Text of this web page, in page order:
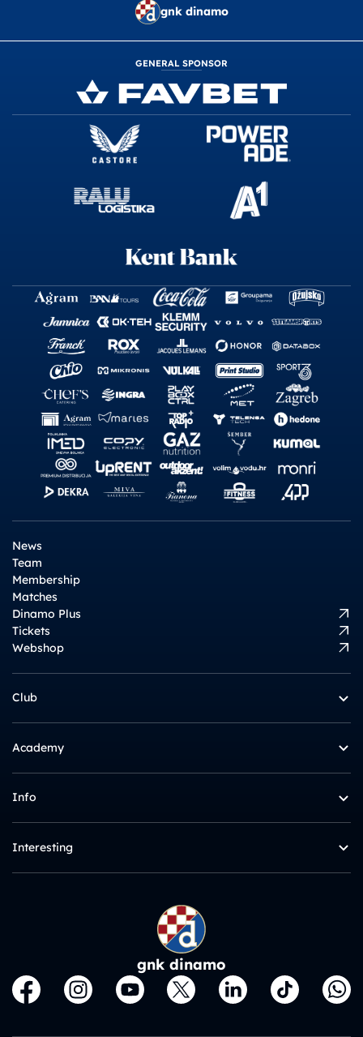
gnk dinamo
GENERAL SPONSOR
News
Team
Membership
Matches
Dinamo Plus
Tickets
Webshop
Club
Academy
Info
Interesting
gnk dinamo